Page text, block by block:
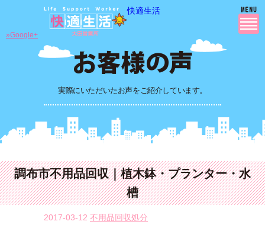
快適生活
実際にいただいたお声をご紹介しています。
»Google+
調布市不用品回収｜植木鉢・プランター・水
槽
2017-03-12 不用品回収処分